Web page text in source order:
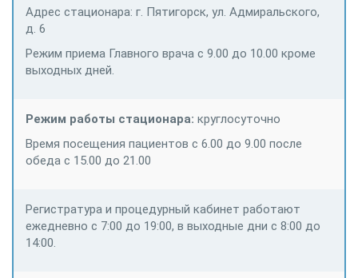
Адрес стационара: г. Пятигорск, ул. Адмиральского,
д. 6
Режим приема Главного врача с 9.00 до 10.00 кроме
выходных дней.
Режим работы стационара: круглосуточно
Время посещения пациентов с 6.00 до 9.00 после
обеда с 15.00 до 21.00
Регистратура и процедурный кабинет работают
ежедневно с 7:00 до 19:00, в выходные дни с 8:00 до
14:00.